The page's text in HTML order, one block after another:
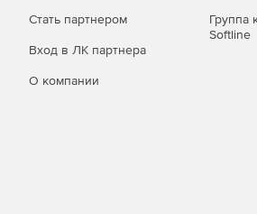
Стать партнером
Вход в ЛК партнера
О компании
Группа
Softline